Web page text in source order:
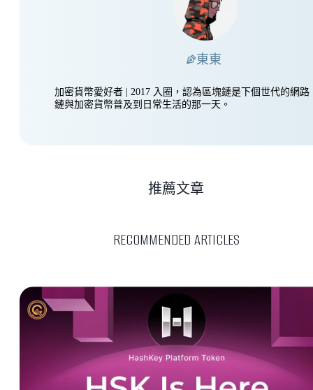
東東
加密貨幣愛好者 | 2017 入圈，認為區塊鏈是下個世代的網路
鏈與加密貨幣普及到日常生活的那一天。
RECOMMENDED ARTICLES
推薦文章